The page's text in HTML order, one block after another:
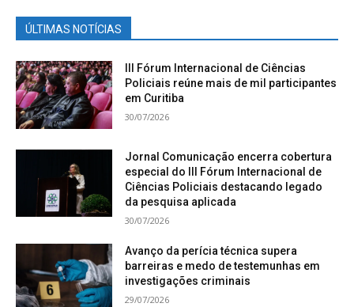
ÚLTIMAS NOTÍCIAS
III Fórum Internacional de Ciências
Policiais reúne mais de mil participantes
em Curitiba
30/07/2026
Jornal Comunicação encerra cobertura
especial do III Fórum Internacional de
Ciências Policiais destacando legado
da pesquisa aplicada
30/07/2026
Avanço da perícia técnica supera
barreiras e medo de testemunhas em
investigações criminais
29/07/2026